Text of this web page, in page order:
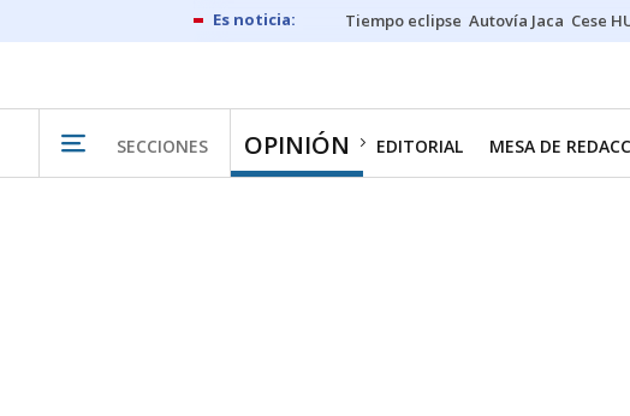
Tiempo eclipse Autovía Jaca Cese
SECCIONES OPINIÓN EDITORIAL MESA DE